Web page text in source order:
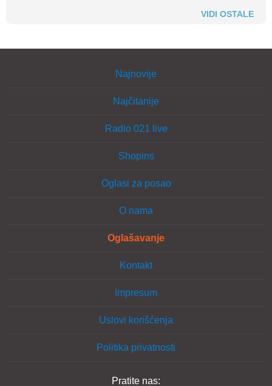
VIDI OSTALE
Najnovije
Najčitanije
Radio 021 live
Shopins
Oglasi za posao
O nama
Oglašavanje
Kontakt
Impresum
Uslovi korišćenja
Politika privatnosti
Pratite nas: